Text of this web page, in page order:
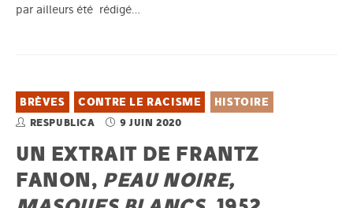
par ailleurs été rédigé…
BRÈVES CONTRE LE RACISME HISTOIRE
RESPUBLICA 9 JUIN 2020
UN EXTRAIT DE FRANTZ
FANON, PEAU NOIRE,